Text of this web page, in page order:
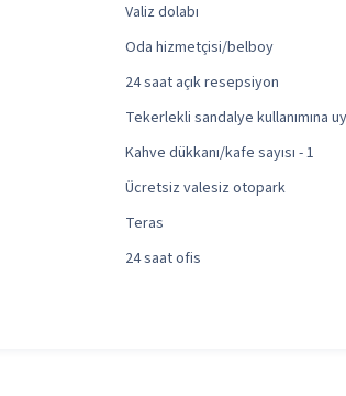
Valiz dolabı
Oda hizmetçisi/belboy
24 saat açık resepsiyon
Tekerlekli sandalye kullanımına
Kahve dükkanı/kafe sayısı - 1
Ücretsiz valesiz otopark
Teras
24 saat ofis